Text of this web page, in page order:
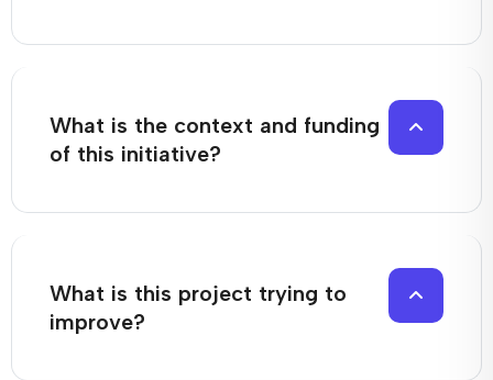
What is the context and funding
of this initiative?
What is this project trying to
improve?